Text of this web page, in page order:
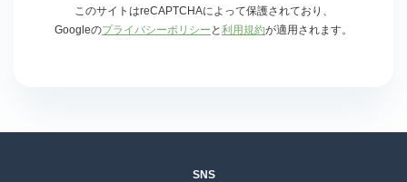
このサイトはreCAPTCHAによって保護されており、
Googleのプライバシーポリシー と 利用規約が適用されます。
SNS